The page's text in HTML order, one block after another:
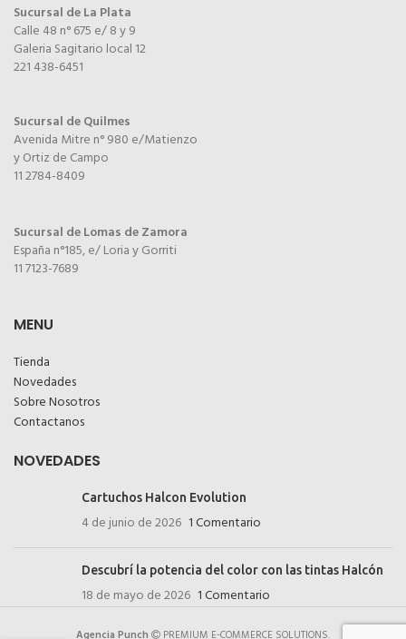
Sucursal de La Plata
Calle 48 n° 675 e/ 8 y 9
Galeria Sagitario local 12
221 438-6451
Sucursal de Quilmes
Avenida Mitre n° 980 e/Matienzo
y Ortiz de Campo
11 2784-8409
Sucursal de Lomas de Zamora
España n°185, e/ Loria y Gorriti
11 7123-7689
MENU
Tienda
Novedades
Sobre Nosotros
Contactanos
NOVEDADES
Cartuchos Halcon Evolution
4 de junio de 2026 1 Comentario
Descubrí la potencia del color con las tintas Halcón
18 de mayo de 2026 1 Comentario
Agencia Punch PREMIUM E-COMMERCE SOLUTIONS.